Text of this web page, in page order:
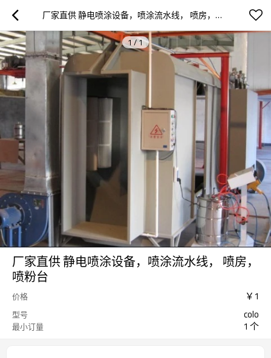
厂家直供 静电喷涂设备，喷涂流水线， 喷房，喷粉台
1/1
厂家直供 静电喷涂设备，喷涂流水线， 喷房，
喷粉台
价格 ￥ 1
型号 colo
最小订量 1 个